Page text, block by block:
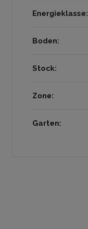
Energieklasse:
Boden:
Stock:
Zone:
Garten: